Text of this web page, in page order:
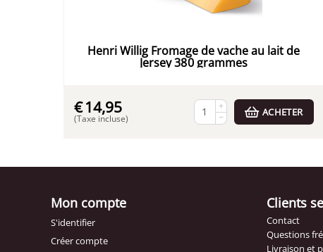
Henri Willig Fromage de vache au lait de
Jersey 380 grammes
€14,95
(Taxe incluse)
+
−
ACHETER
Mon compte
S'identifier
Créer compte
Clients
Contact
Questions
Livraison et